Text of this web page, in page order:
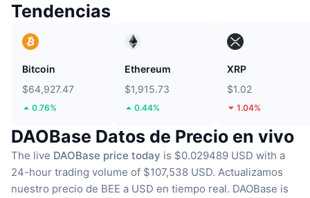
Tendencias
Bitcoin
$64,927.47
0.76%
Ethereum
$1,915.73
0.44%
XRP
$1.02
1.04%
DAOBase Datos de Precio en vivo
The live DAOBase price today is $0.029489 USD with a
24-hour trading volume of $107,538 USD. Actualizamos
nuestro precio de BEE a USD en tiempo real. DAOBase is